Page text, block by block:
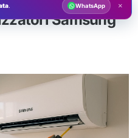
Samsung
. WhatsApp ×